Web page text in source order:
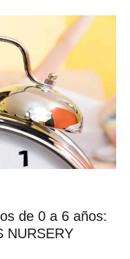
de 0 a 6 años:
NURSERY